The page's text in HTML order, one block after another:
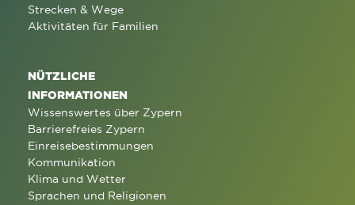
Strecken & Wege
Aktivitäten für Familien
NÜTZLICHE
INFORMATIONEN
Wissenswertes über Zypern
Barrierefreies Zypern
Einreisebestimmungen
Kommunikation
Klima und Wetter
Sprachen und Religionen